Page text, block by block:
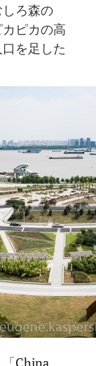
ろ森の
ピカの高
を足した